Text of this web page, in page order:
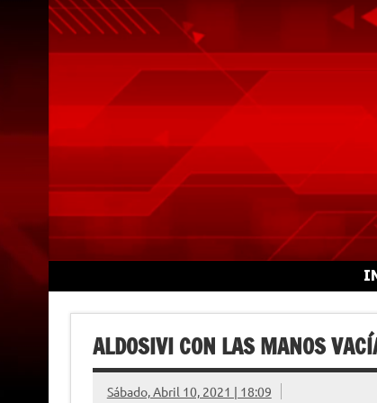
ALDOSIVI CON LAS MANOS
Sábado, Abril 10, 2021 | 18:09